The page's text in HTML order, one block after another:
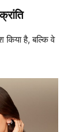
है, बल्कि वे